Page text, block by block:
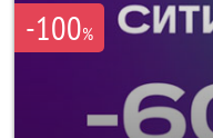
-100%